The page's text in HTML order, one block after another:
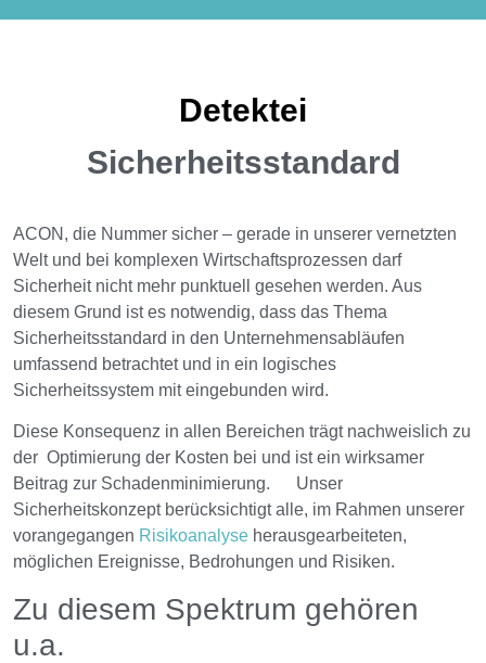
Detektei
Sicherheitsstandard
ACON, die Nummer sicher – gerade in unserer vernetzten
Welt und bei komplexen Wirtschaftsprozessen darf
Sicherheit nicht mehr punktuell gesehen werden. Aus
diesem Grund ist es notwendig, dass das Thema
Sicherheitsstandard in den Unternehmensabläufen
umfassend betrachtet und in ein logisches
Sicherheitssystem mit eingebunden wird.
Diese Konsequenz in allen Bereichen trägt nachweislich zu
der Optimierung der Kosten bei und ist ein wirksamer
Beitrag zur Schadenminimierung. Unser
Sicherheitskonzept berücksichtigt alle, im Rahmen unserer
vorangegangen Risikoanalyse herausgearbeiteten,
möglichen Ereignisse, Bedrohungen und Risiken.
Zu diesem Spektrum gehören
u.a.